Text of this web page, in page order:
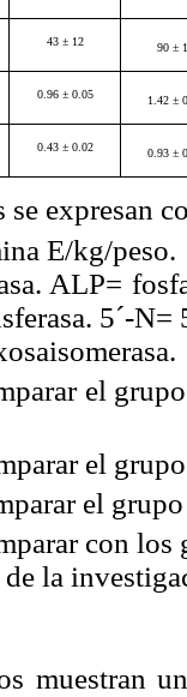
43 ± 12
90 ±
0.96 ± 0.05
1.42 ±
0.43 ± 0.02
0.93 ±
se expresan
E/kg/peso.
ALP=
5´-N=
el
el
el
con los
la
muestran